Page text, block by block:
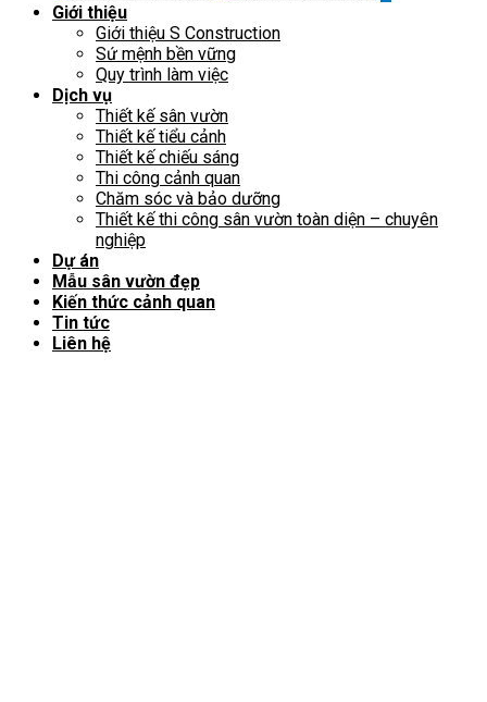
Giới thiệu
Giới thiệu S Construction
Sứ mệnh bền vững
Quy trình làm việc
Dịch vụ
Thiết kế sân vườn
Thiết kế tiểu cảnh
Thiết kế chiếu sáng
Thi công cảnh quan
Chăm sóc và bảo dưỡng
Thiết kế thi công sân vườn toàn diện – chuyên
nghiệp
Dự án
Mẫu sân vườn đẹp
Kiến thức cảnh quan
Tin tức
Liên hệ